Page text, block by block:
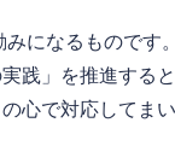
になるものです
践」を推進する
心で対応してまい